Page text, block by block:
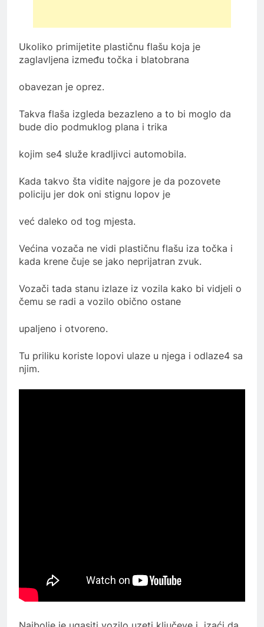
Ukoliko primijetite plastičnu flašu koja je
zaglavljena između točka i blatobrana
obavezan je oprez.
Takva flaša izgleda bezazleno a to bi moglo da
bude dio podmuklog plana i trika
kojim se4 služe kradljivci automobila.
Kada takvo šta vidite najgore je da pozovete
policiju jer dok oni stignu lopov je
već daleko od tog mjesta.
Većina vozača ne vidi plastičnu flašu iza točka i
kada krene čuje se jako neprijatran zvuk.
Vozači tada stanu izlaze iz vozila kako bi vidjeli o
čemu se radi a vozilo obično ostane
upaljeno i otvoreno.
Tu priliku koriste lopovi ulaze u njega i odlaze4 sa
njim.